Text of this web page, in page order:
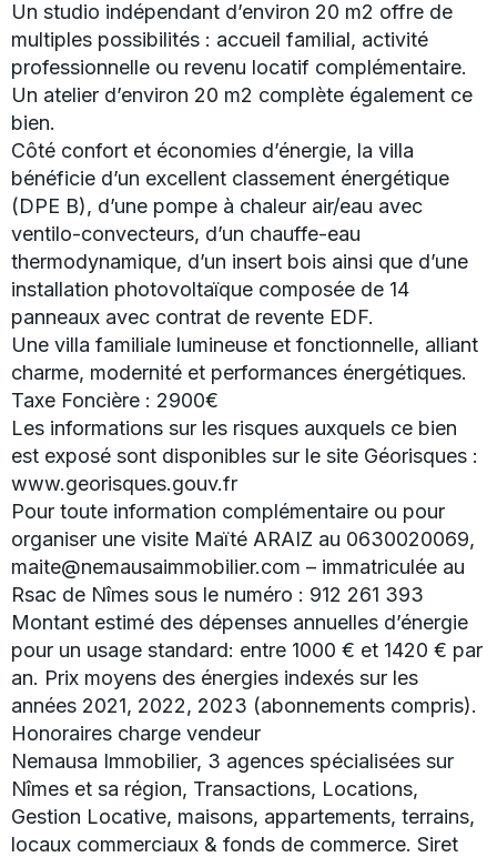
Un studio indépendant d’environ 20 m2 offre de
multiples possibilités : accueil familial, activité
professionnelle ou revenu locatif complémentaire.
Un atelier d’environ 20 m2 complète également ce
bien.
Côté confort et économies d’énergie, la villa
bénéficie d’un excellent classement énergétique
(DPE B), d’une pompe à chaleur air/eau avec
ventilo-convecteurs, d’un chauffe-eau
thermodynamique, d’un insert bois ainsi que d’une
installation photovoltaïque composée de 14
panneaux avec contrat de revente EDF.
Une villa familiale lumineuse et fonctionnelle, alliant
charme, modernité et performances énergétiques.
Taxe Foncière : 2900€
Les informations sur les risques auxquels ce bien
est exposé sont disponibles sur le site Géorisques :
www.georisques.gouv.fr
Pour toute information complémentaire ou pour
organiser une visite Maïté ARAIZ au 0630020069,
maite@nemausaimmobilier.com – immatriculée au
Rsac de Nîmes sous le numéro : 912 261 393
Montant estimé des dépenses annuelles d’énergie
pour un usage standard: entre 1000 € et 1420 € par
an. Prix moyens des énergies indexés sur les
années 2021, 2022, 2023 (abonnements compris).
Honoraires charge vendeur
Nemausa Immobilier, 3 agences spécialisées sur
Nîmes et sa région, Transactions, Locations,
Gestion Locative, maisons, appartements, terrains,
locaux commerciaux & fonds de commerce. Siret